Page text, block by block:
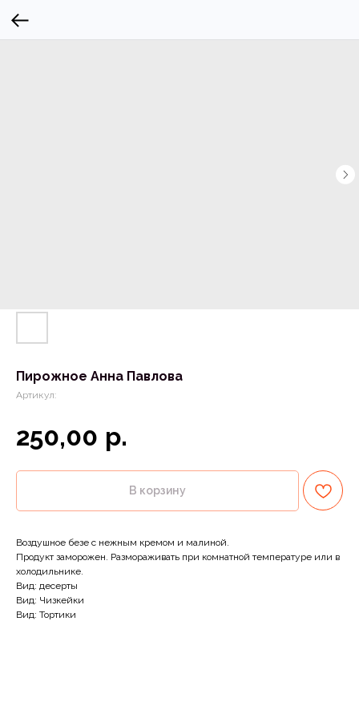
Пирожное Анна Павлова
Артикул:
250,00 р.
В корзину
Воздушное безе с нежным кремом и малиной.
Продукт заморожен. Размораживать при комнатной температуре или в
холодильнике.
Вид: десерты
Вид: Чизкейки
Вид: Тортики